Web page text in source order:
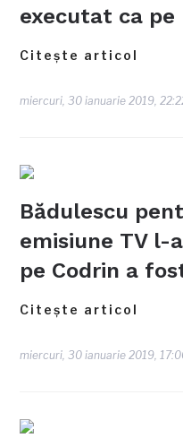
executat ca pe
Citește articol
miercuri, 30 ianuarie 2019,
Bădulescu
emisiune TV
pe Codrin a
Citește articol
miercuri, 30 ianuarie 2019,